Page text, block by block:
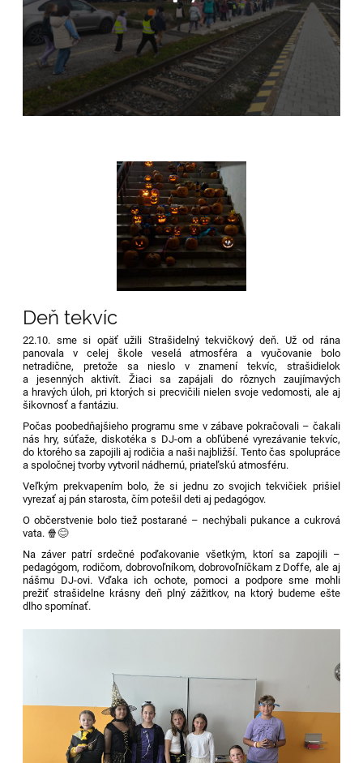
Deň tekvíc
22.10. sme si opäť užili Strašidelný tekvičkový deň. Už od rána
panovala v celej škole veselá atmosféra a vyučovanie bolo
netradične, pretože sa nieslo v znamení
tekvíc, strašidielok
a jesenných aktivít. Žiaci sa zapájali do rôznych
zaujímavých
a hravých úloh, pri ktorých si precvičili nielen svoje vedomosti, ale aj
šikovnosť a fantáziu.
Počas poobedňajšieho programu sme v zábave pokračovali – čakali
nás hry, súťaže, diskotéka s DJ-om a obľúbené vyrezávanie tekvíc,
do ktorého sa zapojili aj rodičia a naši najbližší. Tento čas spolupráce
a spoločnej tvorby vytvoril nádhernú, priateľskú atmosféru.
Veľkým prekvapením bolo, že si jednu zo svojich tekvičiek prišiel
vyrezať aj pán starosta, čím potešil deti aj pedagógov.
O občerstvenie bolo tiež postarané – nechýbali pukance a cukrová
vata. 🍿😊
Na záver patrí srdečné poďakovanie všetkým, ktorí sa zapojili –
pedagógom, rodičom, dobrovoľníkom, dobrovoľníčkam z Doffe, ale aj
nášmu DJ-ovi. Vďaka ich ochote, pomoci a podpore sme mohli
prežiť strašidelne krásny deň plný zážitkov, na ktorý budeme ešte
dlho spomínať.